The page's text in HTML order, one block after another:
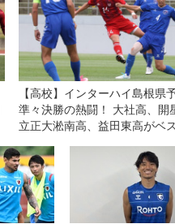
【高校】インターハイ島根県
準々決勝の熱闘！ 大社高、開
立正大淞南高、益田東高がベ